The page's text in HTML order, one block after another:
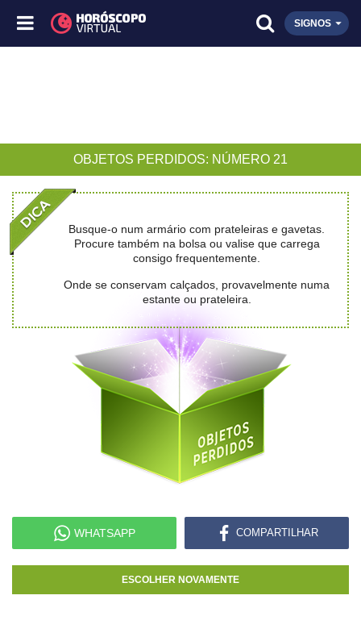
SIGNOS
OBJETOS PERDIDOS: NÚMERO 21
Busque-o num armário com prateleiras e gavetas.
Procure também na bolsa ou valise que carrega
consigo frequentemente.
Onde se conservam calçados, provavelmente numa
estante ou prateleira.
WHATSAPP COMPARTILHAR
ESCOLHER NOVAMENTE